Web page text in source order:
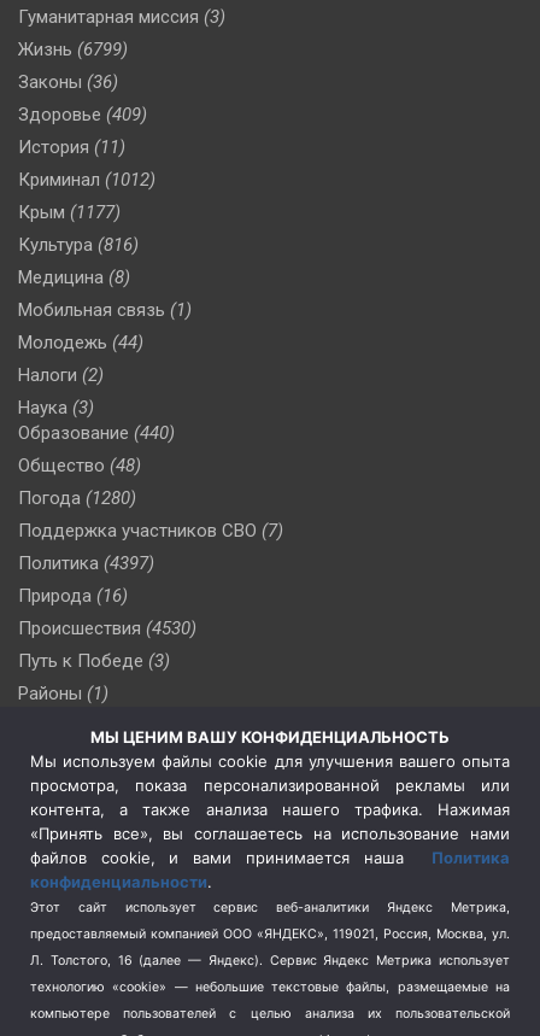
Гуманитарная миссия (3)
Жизнь (6799)
Законы (36)
Здоровье (409)
История (11)
Криминал (1012)
Крым (1177)
Культура (816)
Медицина (8)
Мобильная связь (1)
Молодежь (44)
Налоги (2)
Наука (3)
Образование (440)
Общество (48)
Погода (1280)
Поддержка участников СВО (7)
Политика (4397)
Природа (16)
Происшествия (4530)
Путь к Победе (3)
Районы (1)
(510)
Сельское хозяйство (3)
Социальная политика
(3)
Спецоперация в Украине
Спецоперация на Украине
(404)
Спорт (740)
Терроризм (1)
Транспорт (262)
Туризм (178)
МЫ ЦЕНИМ ВАШУ КОНФИДЕНЦИАЛЬНОСТЬ
Мы используем файлы cookie для улучшения вашего опыта
просмотра, показа персонализированной рекламы или
контента, а также анализа нашего трафика. Нажимая
«Принять все», вы соглашаетесь на использование нами
файлов cookie, и вами принимается наша Политика
конфиденциальности.
Этот сайт использует сервис веб-аналитики Яндекс Метрика,
предоставляемый компанией ООО «ЯНДЕКС», 119021, Россия, Москва, ул.
Л. Толстого, 16 (далее — Яндекс). Сервис Яндекс Метрика использует
технологию «cookie» — небольшие текстовые файлы, размещаемые на
компьютере пользователей с целью анализа их пользовательской